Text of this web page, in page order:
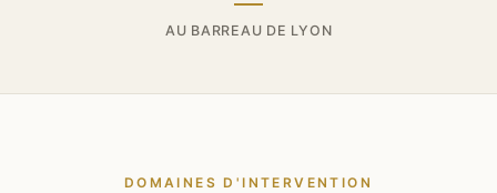
AU BARREAU DE LYON
DOMAINES D'INTERVENTION